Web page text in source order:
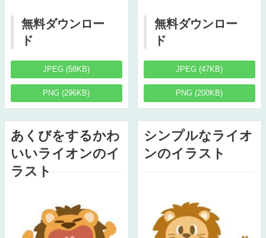
無料ダウンロー
ド
JPEG (58KB)
PNG (296KB)
無料ダウンロー
ド
JPEG (47KB)
PNG (200KB)
あくびをするかわ
いいライオンのイ
ラスト
シンプルなライオ
ンのイラスト